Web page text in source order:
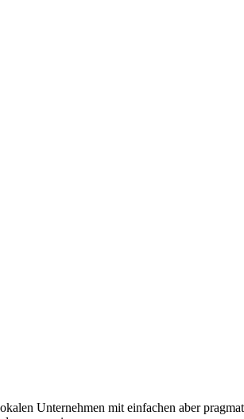
Unternehmen mit einfachen aber